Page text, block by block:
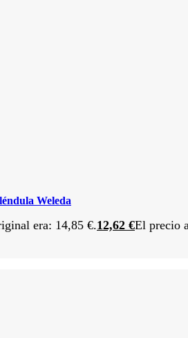
Weleda
era: 14,85 €.12,62 €El precio